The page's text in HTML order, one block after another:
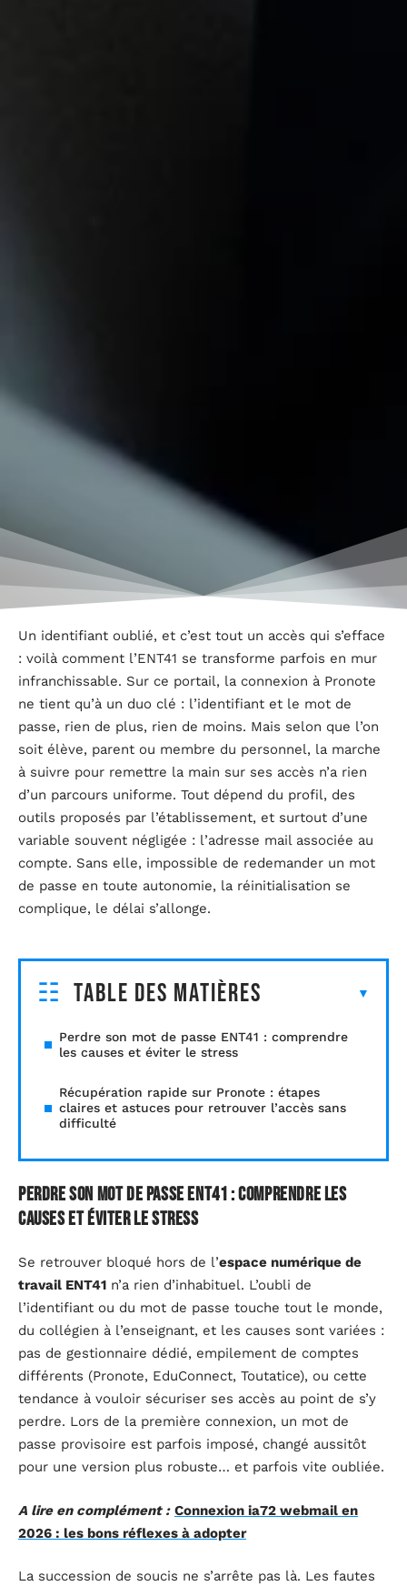
Un identifiant oublié, et c’est tout un accès qui s’efface
: voilà comment l’ENT41 se transforme parfois en mur
infranchissable. Sur ce portail, la connexion à Pronote
ne tient qu’à un duo clé : l’identifiant et le mot de
passe, rien de plus, rien de moins. Mais selon que l’on
soit élève, parent ou membre du personnel, la marche
à suivre pour remettre la main sur ses accès n’a rien
d’un parcours uniforme. Tout dépend du profil, des
outils proposés par l’établissement, et surtout d’une
variable souvent négligée : l’adresse mail associée au
compte. Sans elle, impossible de redemander un mot
de passe en toute autonomie, la réinitialisation se
complique, le délai s’allonge.
Table des matières
Perdre son mot de passe ENT41 : comprendre
les causes et éviter le stress
Récupération rapide sur Pronote : étapes
claires et astuces pour retrouver l’accès sans
difficulté
Perdre son mot de passe ENT41 : comprendre les
causes et éviter le stress
Se retrouver bloqué hors de l’espace numérique de
travail ENT41 n’a rien d’inhabituel. L’oubli de
l’identifiant ou du mot de passe touche tout le monde,
du collégien à l’enseignant, et les causes sont variées :
pas de gestionnaire dédié, empilement de comptes
différents (Pronote, EduConnect, Toutatice), ou cette
tendance à vouloir sécuriser ses accès au point de s’y
perdre. Lors de la première connexion, un mot de
passe provisoire est parfois imposé, changé aussitôt
pour une version plus robuste… et parfois vite oubliée.
A lire en complément : Connexion ia72 webmail en
2026 : les bons réflexes à adopter
La succession de soucis ne s’arrête pas là. Les fautes